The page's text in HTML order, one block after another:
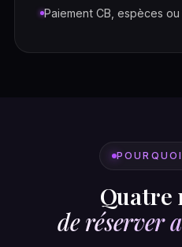
Paiement CB, espèces
Quatre
de réserver